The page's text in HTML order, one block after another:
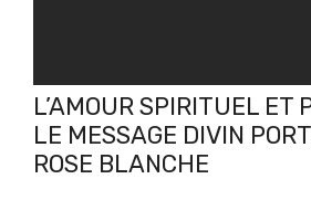
L’AMOUR SPIRITUEL ET
LE MESSAGE DIVIN
ROSE BLANCHE